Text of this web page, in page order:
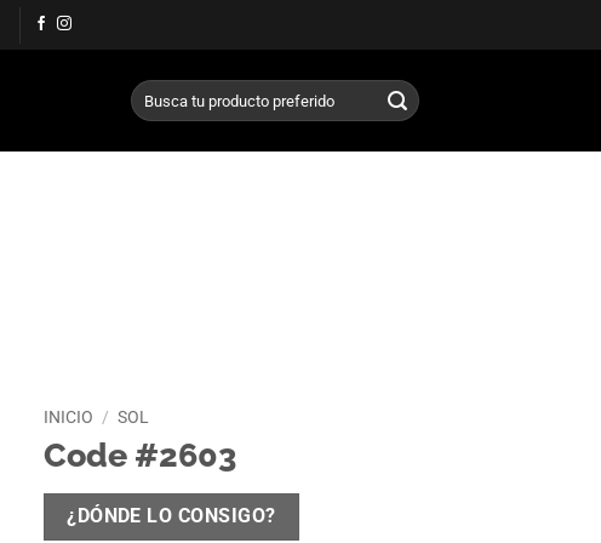
Buscar
por:
INICIO / SOL
Code #2603
¿DÓNDE LO CONSIGO?